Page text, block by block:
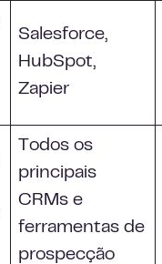
Salesforce,
HubSpot,
Zapier
Todos os
principais
CRMs e
ferramentas de
prospecção